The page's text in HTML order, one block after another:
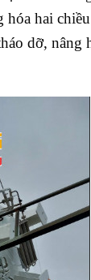
hóa hai
dỡ, nâng